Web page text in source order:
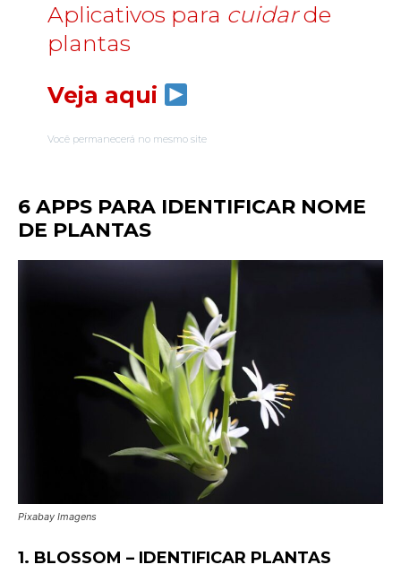
Aplicativos para cuidarde
plantas
Veja aqui
Você permanecerá no mesmo site
6 APPS PARA IDENTIFICAR NOME
DE PLANTAS
Pixabay Imagens
1. BLOSSOM – IDENTIFICAR PLANTAS